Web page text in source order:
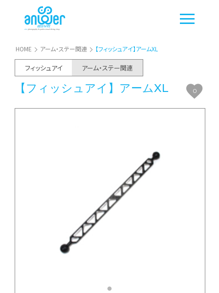
HOME アーム・ステー関連 【フィッシュアイ】アームXL
フィッシュアイ アーム・ステー関連
【フィッシュアイ】アームXL 0